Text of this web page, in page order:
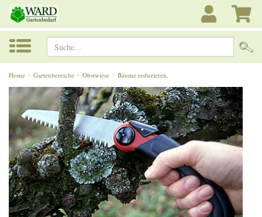
Suche...
Home Gartenbereiche Obstwiese Bäume reduzieren.